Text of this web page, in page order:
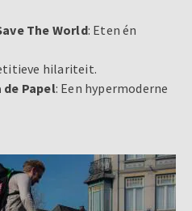
The World: Eten én
hilariteit.
de Papel: Een hypermoderne